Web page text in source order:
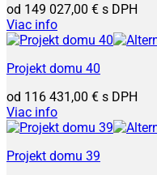
149 027,00 €
Viac info
Projekt domu 40
116 431,00 €
Viac info
Projekt domu 39